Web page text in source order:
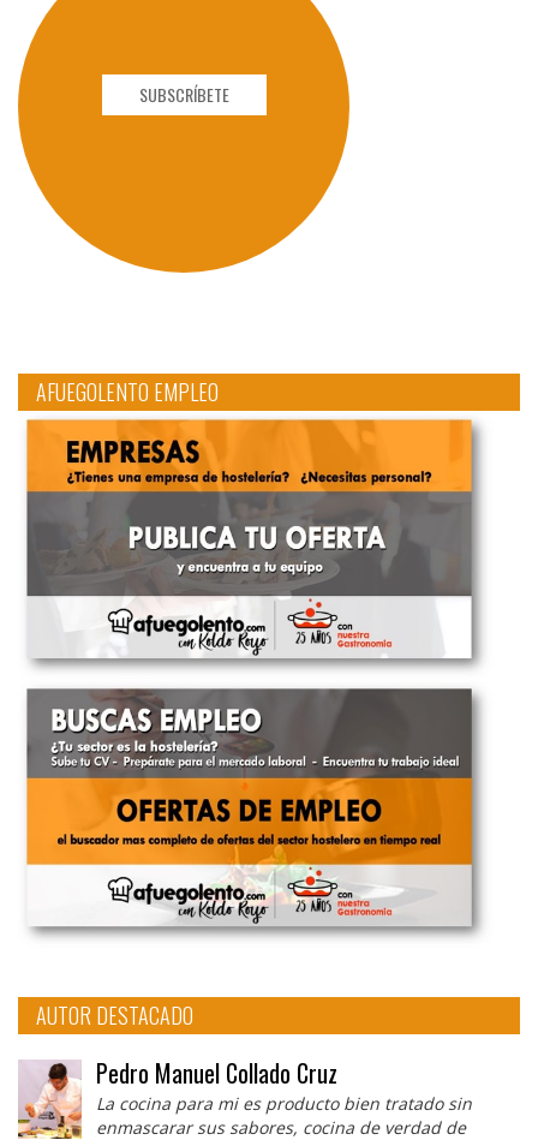
SUBSCRÍBETE
AFUEGOLENTO EMPLEO
AUTOR DESTACADO
Pedro Manuel Collado Cruz
La cocina para mi es producto bien tratado sin
enmascarar sus sabores, cocina de verdad de